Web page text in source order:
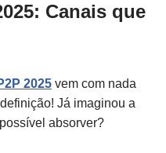
Canais que
2025 vem com nada
Já imaginou a
absorver?